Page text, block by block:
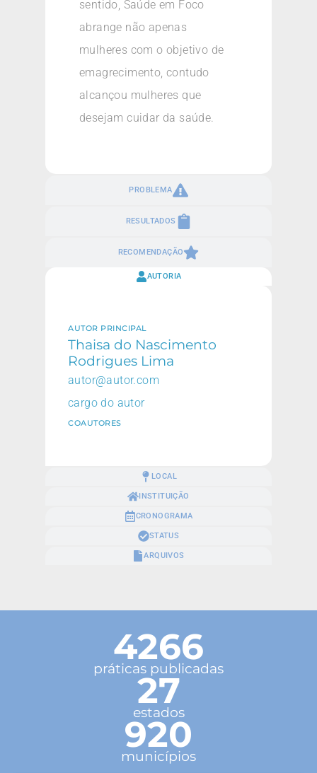
PROBLEMA
RESULTADOS
RECOMENDAÇÃO
sentido, Saúde em Foco
abrange não apenas
mulheres com o objetivo de
emagrecimento, contudo
alcançou mulheres que
desejam cuidar da saúde.
AUTORIA
LOCAL
INSTITUIÇÃO
CRONOGRAMA
STATUS
ARQUIVOS
AUTOR PRINCIPAL
Thaisa do Nascimento
Rodrigues Lima
autor@autor.com
cargo do autor
COAUTORES
4266
práticas publicadas
27
estados
920
municípios